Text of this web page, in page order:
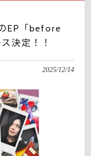
EP「before
決定！！
2025/12/14